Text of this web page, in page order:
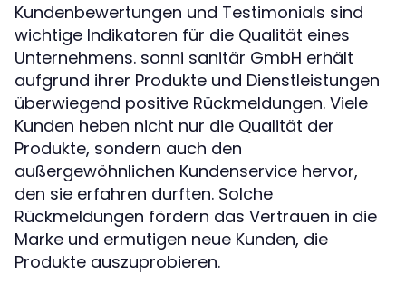
Kundenbewertungen und Testimonials sind
wichtige Indikatoren für die Qualität eines
Unternehmens. sonni sanitär GmbH erhält
aufgrund ihrer Produkte und Dienstleistungen
überwiegend positive Rückmeldungen. Viele
Kunden heben nicht nur die Qualität der
Produkte, sondern auch den
außergewöhnlichen Kundenservice hervor,
den sie erfahren durften. Solche
Rückmeldungen fördern das Vertrauen in die
Marke und ermutigen neue Kunden, die
Produkte auszuprobieren.